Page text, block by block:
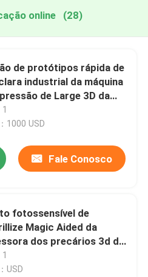
online (28)
de protótipos rápida de
industrial da máquina
de Large 3D da
dos precários 3D
1000 USD
Fale Conosco
fotossensível de
Magic Aided da
dos precários 3d do
USD